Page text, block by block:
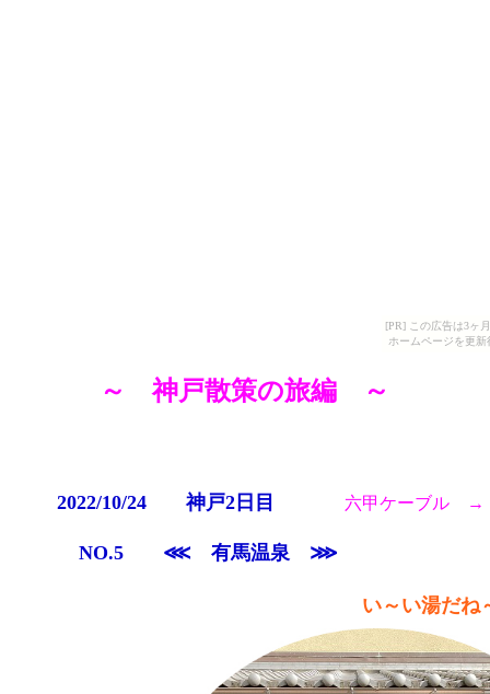
[PR] この広告は3ヶ
ホームページを更
～ 神戸散策の旅編 ～
2022/10/24 神戸2日目 六甲ケーブル
NO.5 ⋘ 有馬温泉 ⋙
い～い湯だ